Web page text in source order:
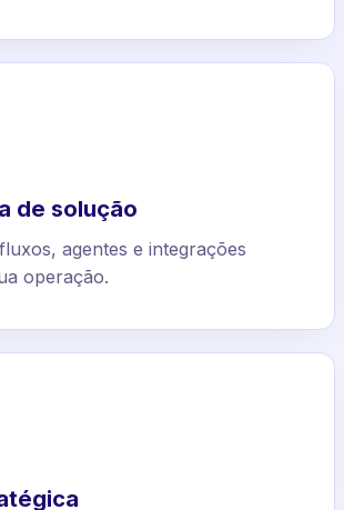
de solução
agentes e integrações
operação.